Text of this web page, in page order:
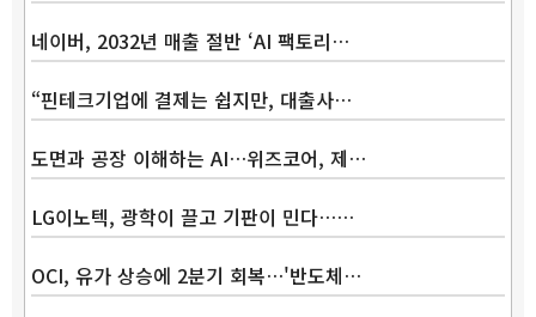
네이버, 2032년 매출 절반 ‘AI 팩토리…
“핀테크기업에 결제는 쉽지만, 대출사…
도면과 공장 이해하는 AI…위즈코어, 제…
LG이노텍, 광학이 끌고 기판이 민다……
OCI, 유가 상승에 2분기 회복…'반도체…